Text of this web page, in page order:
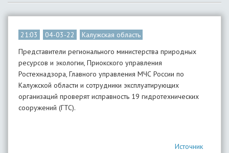
21:03 04-03-22
Калужская область
Представители регионального министерства природных
ресурсов и экологии, Приокского управления
Ростехнадзора, Главного управления МЧС России по
Калужской области и сотрудники эксплуатирующих
организаций проверят исправность 19 гидротехнических
сооружений (ГТС).
Источник